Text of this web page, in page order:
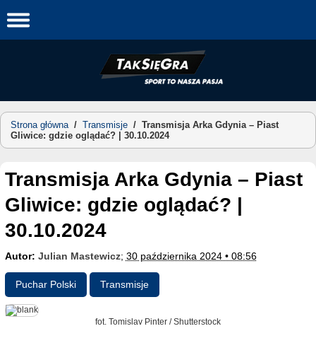
to
Strona główna/ Transmisje / Transmisja Arka Gdynia – Piast
Gliwice: gdzie oglądać? | 30.10.2024
Transmisja Arka Gdynia – Piast
Gliwice: gdzie oglądać? |
30.10.2024
Autor: Julian Mastewicz; 30 października 2024 • 08:56
Puchar Polski Transmisje
fot. Tomislav Pinter / Shutterstock